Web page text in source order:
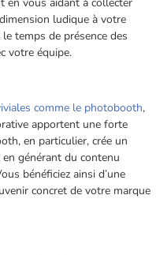
ludique à votre
temps de présence des
votre équipe.
comme le photobooth,
apportent une forte
en particulier, crée un
générant du contenu
bénéficiez ainsi d’une
concret de votre marque